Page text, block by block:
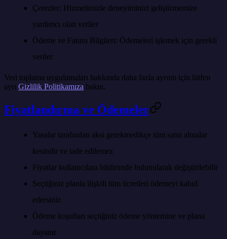
Çerezler: Hizmetimizle deneyiminizi geliştirmemize
yardımcı olan veriler
Ödeme ve Fatura Bilgileri: Ödemeleri işlemek için gerekli
veriler
Veri toplama uygulamaları hakkında daha fazla ayrıntı için lütfen
ayrı Gizlilik Politikamıza bakın.
Fiyatlandırma ve Ödemeler
Yasalar tarafından aksi gerekmedikçe tüm satın almalar
kesindir ve iade edilemez
Fiyatlar kullanıcılara bildirimde bulunularak değiştirilebilir
Seçtiğiniz planla ilişkili tüm ücretleri ödemeyi kabul
edersiniz
Ödeme koşulları seçtiğiniz ödeme yöntemine ve plana
dayanır